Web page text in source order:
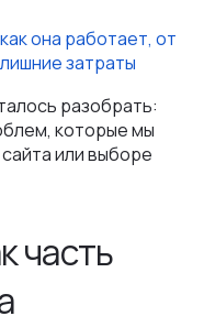
она работает, от
затраты
разобрать:
которые мы
или выборе
часть